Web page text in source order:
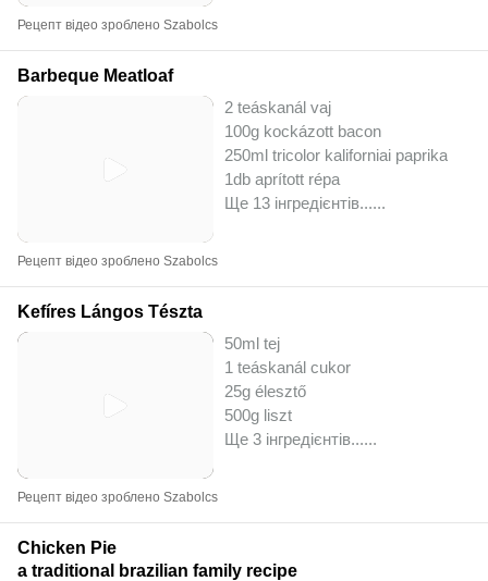
Рецепт відео зроблено Szabolcs
Barbeque Meatloaf
2 teáskanál vaj
100g kockázott bacon
250ml tricolor kaliforniai paprika
1db aprított répa
Ще 13 інгредієнтів......
Рецепт відео зроблено Szabolcs
Kefíres Lángos Tészta
50ml tej
1 teáskanál cukor
25g élesztő
500g liszt
Ще 3 інгредієнтів......
Рецепт відео зроблено Szabolcs
Chicken Pie
a traditional brazilian family recipe